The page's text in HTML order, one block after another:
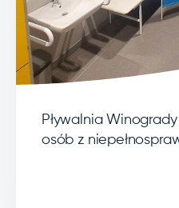
Pływalnia
osób z